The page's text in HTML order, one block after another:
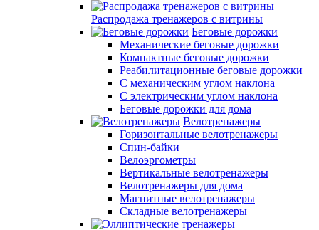
Распродажа тренажеров с витрины
Беговые дорожки
Механические беговые дорожки
Компактные беговые дорожки
Реабилитационные беговые дорожки
С механическим углом наклона
С электрическим углом наклона
Беговые дорожки для дома
Велотренажеры
Горизонтальные велотренажеры
Спин-байки
Велоэргометры
Вертикальные велотренажеры
Велотренажеры для дома
Магнитные велотренажеры
Складные велотренажеры